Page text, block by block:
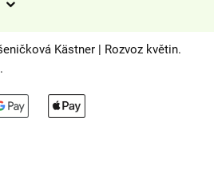
Übersicht der Möglichkeiten
Kästner | Rozvoz květin.
.